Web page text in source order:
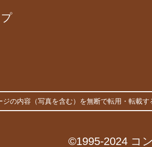
ジの内容（写真を含む）を無断で転用・転載
©1995-2024 コ